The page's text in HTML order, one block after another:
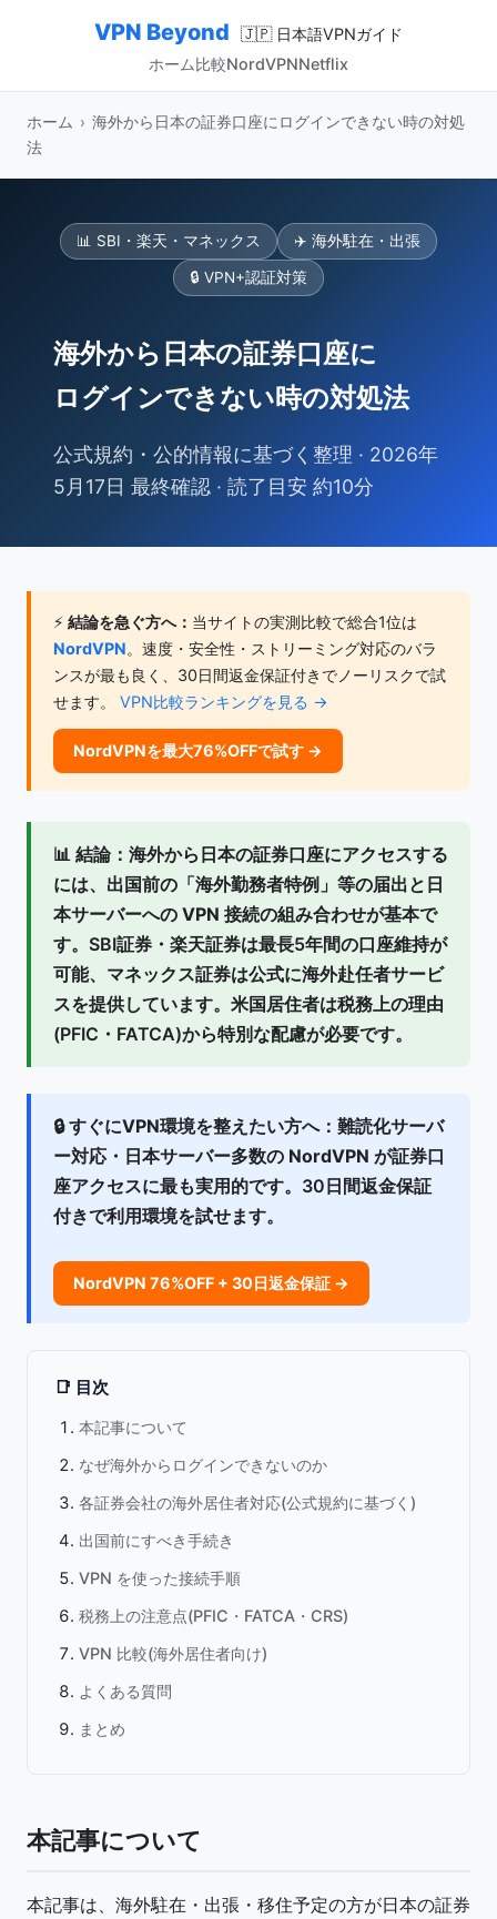
VPN Beyond
🇯🇵 日本語VPNガイド
ホーム比較NordVPNNetflix
ホーム › 海外から日本の証券口座にログインできない時の対処
法
📊 SBI・楽天・マネックス ✈️ 海外駐在・出張
🔒 VPN+認証対策
海外から日本の証券口座に
ログインできない時の対処法
公式規約・公的情報に基づく整理 · 2026年
5月17日 最終確認 · 読了目安 約10分
⚡ 結論を急ぐ方へ： 当サイトの実測比較で総合1位は
NordVPN。速度・安全性・ストリーミング対応のバラ
ンスが最も良く、30日間返金保証付きでノーリスクで試
せます。 VPN比較ランキングを見る →
NordVPNを最大76%OFFで試す →
📊 結論： 海外から日本の証券口座にアクセスする
には、 出国前の「海外勤務者特例」等の届出と 日
本サーバーへの VPN 接続の組み合わせが基本で
す。SBI証券・楽天証券は最長5年間の口座維持が
可能、マネックス証券は公式に海外赴任者サービ
スを提供しています。米国居住者は税務上の理由
(PFIC・FATCA)から特別な配慮が必要です。
🔒すぐにVPN環境を整えたい方へ： 難読化サーバ
ー対応・日本サーバー多数の NordVPN が証券口
座アクセスに最も実用的です。30日間返金保証
付きで利用環境を試せます。
NordVPN 76%OFF + 30日返金保証 →
📑 目次
本記事について
なぜ海外からログインできないのか
各証券会社の海外居住者対応(公式規約に基づく)
出国前にすべき手続き
VPN を使った接続手順
税務上の注意点(PFIC・FATCA・CRS)
VPN 比較(海外居住者向け)
よくある質問
まとめ
本記事について
本記事は、海外駐在・出張・移住予定の方が日本の証券